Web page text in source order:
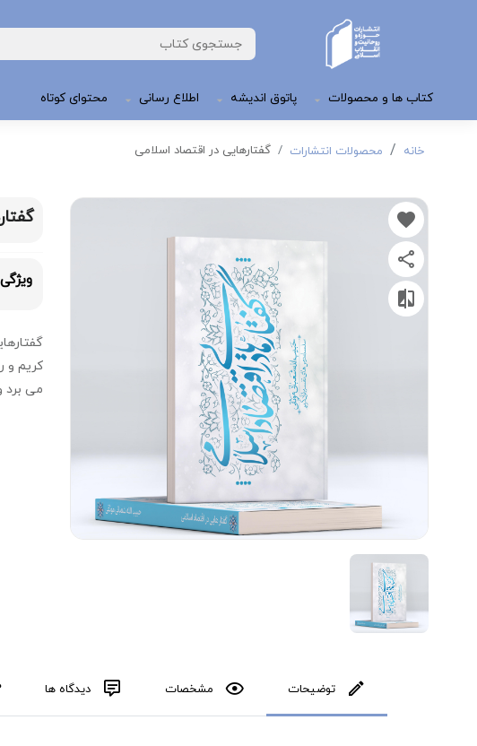
کتاب ها و محصولات پاتوق اندیشه اطلاع رسانی محتوای کوتاه
خانه محصولات انتشارات گفتارهایی در اقتصاد اسلامی
کریم و
می برد
توضیحات مشخصات دیدگاه ها